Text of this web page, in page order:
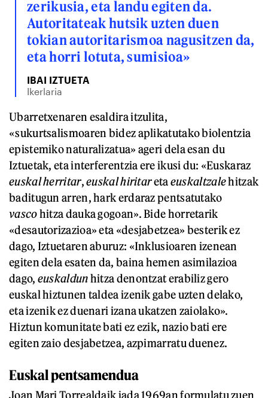
zerikusia, eta landu egiten da.
Autoritateak hutsik uzten duen
tokian autoritarismoa nagusitzen da,
eta horri lotuta, sumisioa»
IBAI IZTUETA
Ikerlaria
Ubarretxenaren esaldira itzulita,
«sukurtsalismoaren bidez aplikatutako biolentzia
epistemiko naturalizatua» ageri dela esan du
Iztuetak, eta interferentzia ere ikusi du: «Euskaraz
euskal herritar,euskal hiritaretaeuskaltzalehitzak
baditugun arren, hark erdaraz pentsatutako
vascohitza dauka gogoan». Bide horretarik
«desautorizazioa» eta «desjabetzea» besterik ez
dago, Iztuetaren aburuz: «Inklusioaren izenean
egiten dela esaten da, baina hemen asimilazioa
dago, euskaldunhitza denontzat erabiliz gero
euskal hiztunen taldea izenik gabe uzten delako,
eta izenik ez duenari izana ukatzen zaiolako».
Hiztun komunitate bati ez ezik, nazio bati ere
egiten zaio desjabetzea, azpimarratu duenez.
Euskal pentsamendua
Joan Mari Torrealdaik jada 1969an formulatu zuen